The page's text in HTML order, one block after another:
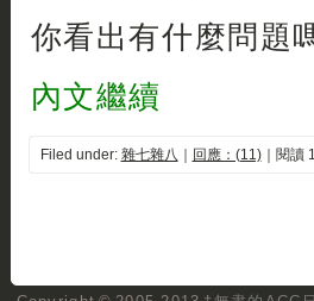
你看出有什麼問題
內文繼續
Filed under: 雜七雜八 回應：(11)｜閱讀